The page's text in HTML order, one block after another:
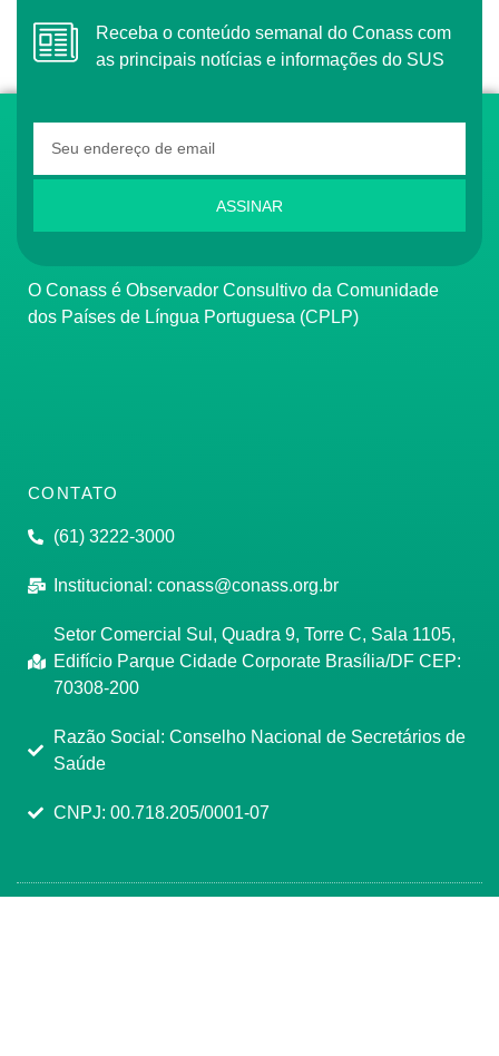
Receba o conteúdo semanal do Conass com
as principais notícias e informações do SUS
ASSINAR
O Conass é Observador Consultivo da Comunidade
dos Países de Língua Portuguesa (CPLP)
CONTATO
(61) 3222-3000
Institucional: conass@conass.org.br
Setor Comercial Sul, Quadra 9, Torre C, Sala 1105,
Edifício Parque Cidade Corporate Brasília/DF CEP:
70308-200
Razão Social: Conselho Nacional de Secretários de
Saúde
CNPJ: 00.718.205/0001-07